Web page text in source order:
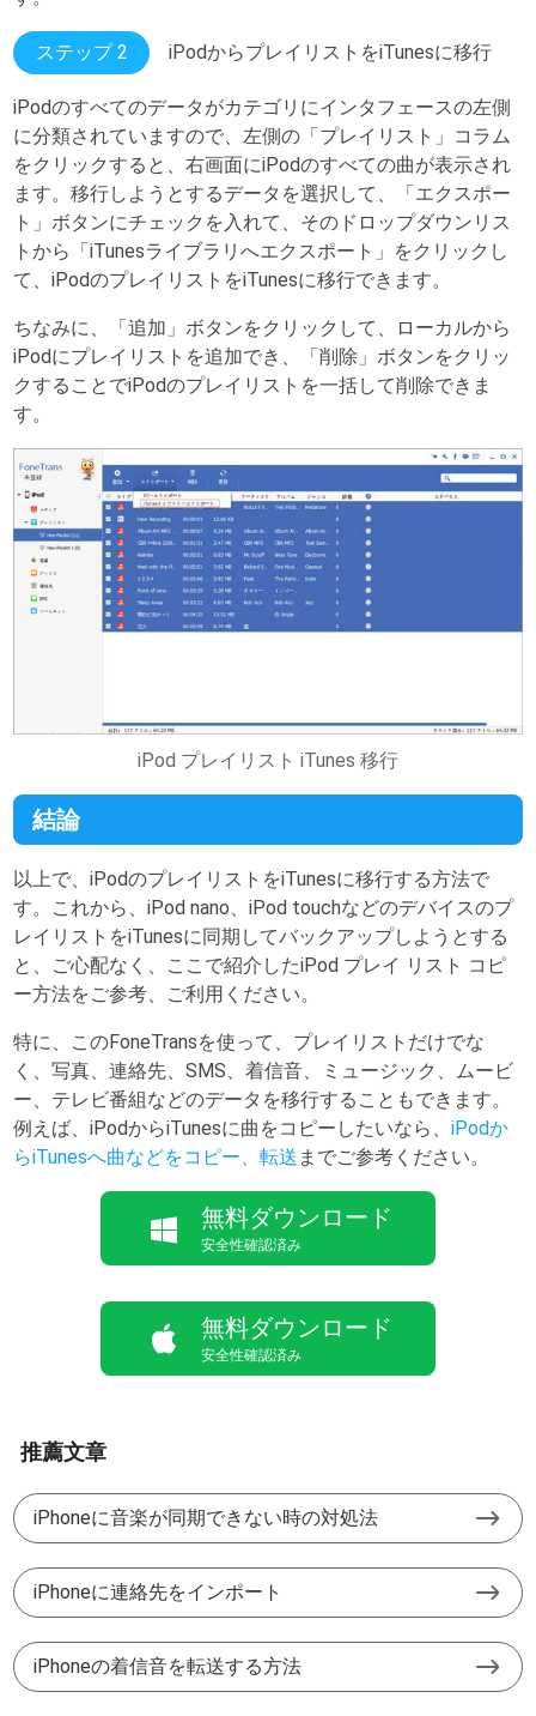
ステップ 2 iPodからプレイリストをiTunesに移行
iPodのすべてのデータがカテゴリにインタフェースの左側
に分類されていますので、左側の「プレイリスト」コラム
をクリックすると、右画面にiPodのすべての曲が表示され
ます。移行しようとするデータを選択して、「エクスポー
ト」ボタンにチェックを入れて、そのドロップダウンリス
トから「iTunesライブラリへエクスポート」をクリックし
て、iPodのプレイリストをiTunesに移行できます。
ちなみに、「追加」ボタンをクリックして、ローカルから
iPodにプレイリストを追加でき、「削除」ボタンをクリッ
クすることでiPodのプレイリストを一括して削除できま
す。
iPod プレイリスト iTunes 移行
結論
以上で、iPodのプレイリストをiTunesに移行する方法で
す。これから、iPod nano、iPod touchなどのデバイスのプ
レイリストをiTunesに同期してバックアップしようとする
と、ご心配なく、ここで紹介したiPod プレイ リスト コピ
ー方法をご参考、ご利用ください。
特に、このFoneTransを使って、プレイリストだけでな
く、写真、連絡先、SMS、着信音、ミュージック、ムービ
ー、テレビ番組などのデータを移行することもできます。
例えば、iPodからiTunesに曲をコピーしたいなら、iPodか
らiTunesへ曲などをコピー、転送 までご参考ください。
無料ダウンロード
安全性確認済み
無料ダウンロード
安全性確認済み
推薦文章
iPhoneに音楽が同期できない時の対処法
iPhoneに連絡先をインポート
iPhoneの着信音を転送する方法